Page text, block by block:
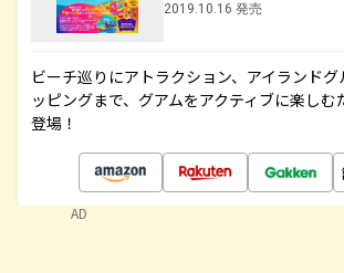
2019.10.16 発売
ビーチ巡りにアトラクション、アイランド
ッピングまで、グアムをアクティブに楽しむ
登場！
AD